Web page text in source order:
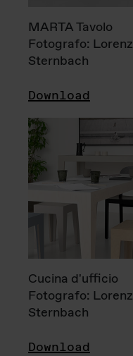
MARTA Tavolo
Fotografo: Lorenz
Sternbach
Download
Cucina d'ufficio
Fotografo: Lorenz
Sternbach
Download